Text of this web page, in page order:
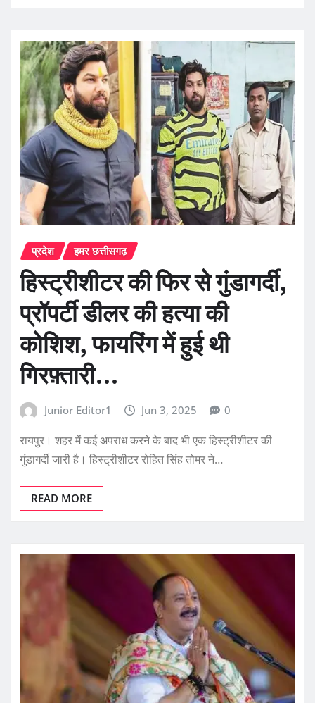
प्रदेश हमर छत्तीसगढ़
हिस्ट्रीशीटर की फिर से गुंडागर्दी,
प्रॉपर्टी डीलर की हत्या की
कोशिश, फायरिंग में हुई थी
गिरफ़्तारी…
Junior Editor1 Jun 3, 2025 0
रायपुर। शहर में कई अपराध करने के बाद भी एक हिस्ट्रीशीटर की
गुंडागर्दी जारी है। हिस्ट्रीशीटर रोहित सिंह तोमर ने…
READ MORE